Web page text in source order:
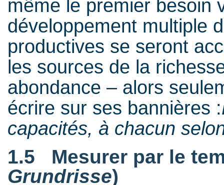
même le premier besoin
développement multiple
productives se seront
les sources de la
abondance – alors
écrire sur ses bannières :
capacités, à chacun
1.5 Mesurer par le
Grundrisse)